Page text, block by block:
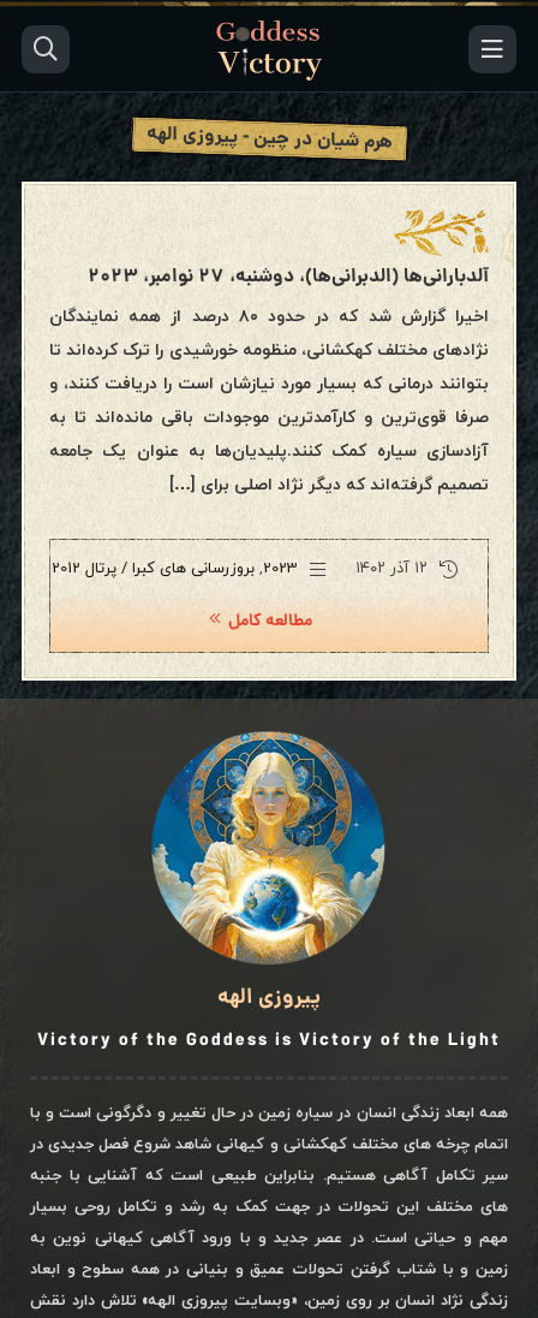
هرم شیان در چین - پیروزی الهه
آلدبارانی‌ها (الدبرانی‌ها)، دوشنبه، ۲۷ نوامبر، ۲۰۲۳
اخیرا گزارش شد که در حدود ۸۰ درصد از همه نمایندگان
نژادهای مختلف کهکشانی، منظومه خورشیدی را ترک کرده‌اند تا
بتوانند درمانی که بسیار مورد نیازشان است را دریافت کنند، و
صرفا قوی‌ترین و کارآمد‌ترین موجودات باقی مانده‌اند تا به
آزادسازی سیاره کمک کنند.پلیدیان‌ها به عنوان یک جامعه
تصمیم گرفته‌اند که دیگر نژاد اصلی برای […]
۱۲ آذر ۱۴۰۲ 2023
, بروزرسانی های کبرا / پرتال 2012
مطالعه کامل
پیروزی الهه
Victory of the Goddess is Victory of the Light
همه ابعاد زندگی انسان در سیاره زمین در حال تغییر و دگرگونی است و با
اتمام چرخه های مختلف کهکشانی و کیهانی شاهد شروع فصل جدیدی در
سیر تکامل آگاهی هستیم. بنابراین طبیعی است که آشنایی با جنبه
های مختلف این تحولات در جهت کمک به رشد و تکامل روحی بسیار
مهم و حیاتی است. در عصر جدید و با ورود آگاهی کیهانی نوین به
زمین و با شتاب گرفتن تحولات عمیق و بنیانی در همه سطوح و ابعاد
زندگی نژاد انسان بر روی زمین، «وبسایت پیروزی الهه» تلاش دارد نقش